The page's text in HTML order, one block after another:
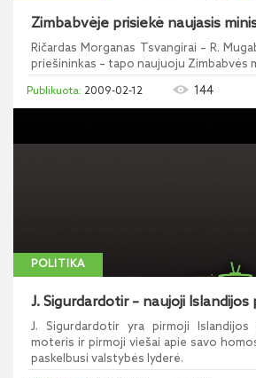
Zimbabvėje prisiekė naujasis
Ričardas Morganas Tsvangirai – R.
priešininkas – tapo naujuoju Zimbabvės
2009-02-12 144
POLITIKA
J. Sigurdardotir – naujoji
J. Sigurdardotir yra pirmoji Islandijos
moteris ir pirmoji viešai apie savo
paskelbusi valstybės lyderė.